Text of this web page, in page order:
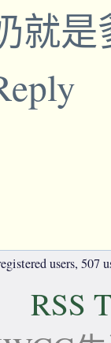
就
users, 507
RSS